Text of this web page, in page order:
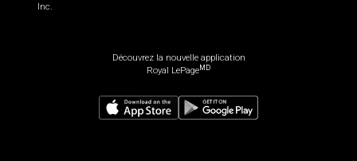
Inc.
Découvrez la nouvelle application
Royal LePageMD